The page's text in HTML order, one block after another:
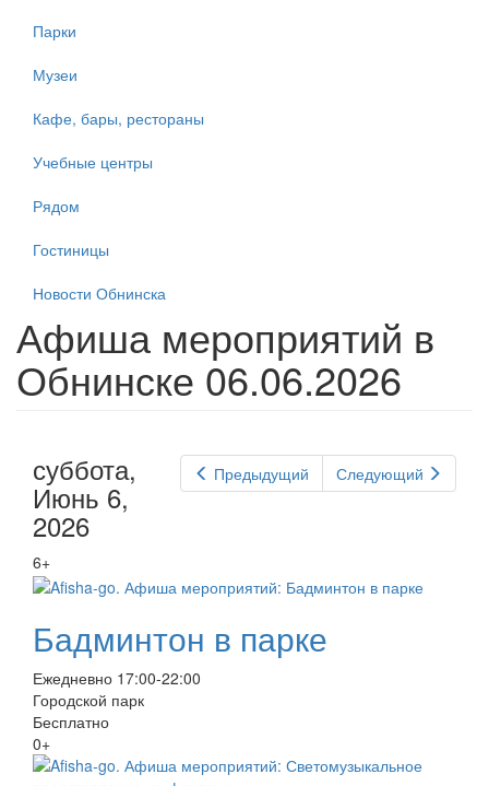
Парки
Музеи
Кафе, бары, рестораны
Учебные центры
Рядом
Гостиницы
Новости Обнинска
Афиша мероприятий в
Обнинске 06.06.2026
Предыдущий Следующий
суббота,
Июнь 6,
2026
6+
Бадминтон в парке
Ежедневно 17:00-22:00
Городской парк
Бесплатно
0+